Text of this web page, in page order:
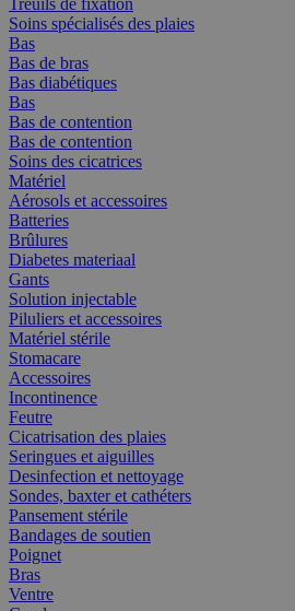
Treuils de fixation
Soins spécialisés des plaies
Bas
Bas de bras
Bas diabétiques
Bas
Bas de contention
Bas de contention
Soins des cicatrices
Matériel
Aérosols et accessoires
Batteries
Brûlures
Diabetes materiaal
Gants
Solution injectable
Piluliers et accessoires
Matériel stérile
Stomacare
Accessoires
Incontinence
Feutre
Cicatrisation des plaies
Seringues et aiguilles
Desinfection et nettoyage
Sondes, baxter et cathéters
Pansement stérile
Bandages de soutien
Poignet
Bras
Ventre